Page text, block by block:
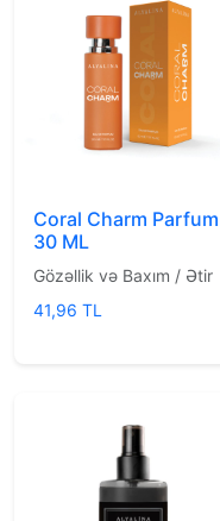
Coral Charm Parfum
30 ML
Gözəllik və Baxım / Ətir
41,96 TL